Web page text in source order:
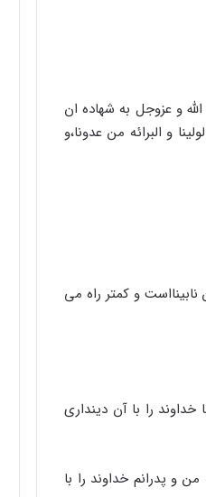
و عزوجل به شهاده ان
و البرائه من عدونا،و
و کمتر راه می
را با آن دینداری
و پدرانم خداوند را با